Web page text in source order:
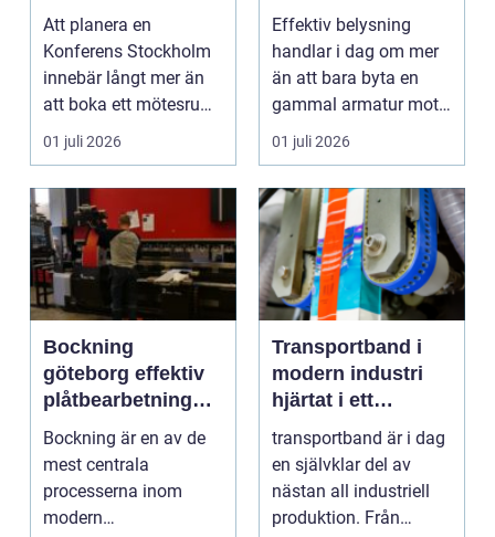
skärgård och
landsbygd
Att planera en
Konferens Stockholm
innebär långt mer än
att boka ett mötesrum
och ordna fika.
Företa...
01 juli 2026
fastigheter
Effektiv belysning
handlar i dag om mer
än att bara byta en
gammal armatur mot
en ny. Företag, bosta...
01 juli 2026
Bockning
göteborg effektiv
plåtbearbetning
med precision
Bockning är en av de
mest centrala
processerna inom
modern
Transportband i
modern industri
hjärtat i ett
effektivt flöde
transportband är i dag
en självklar del av
nästan all industriell
produktion. Från